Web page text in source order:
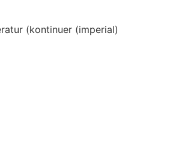
(kontinuer (imperial)